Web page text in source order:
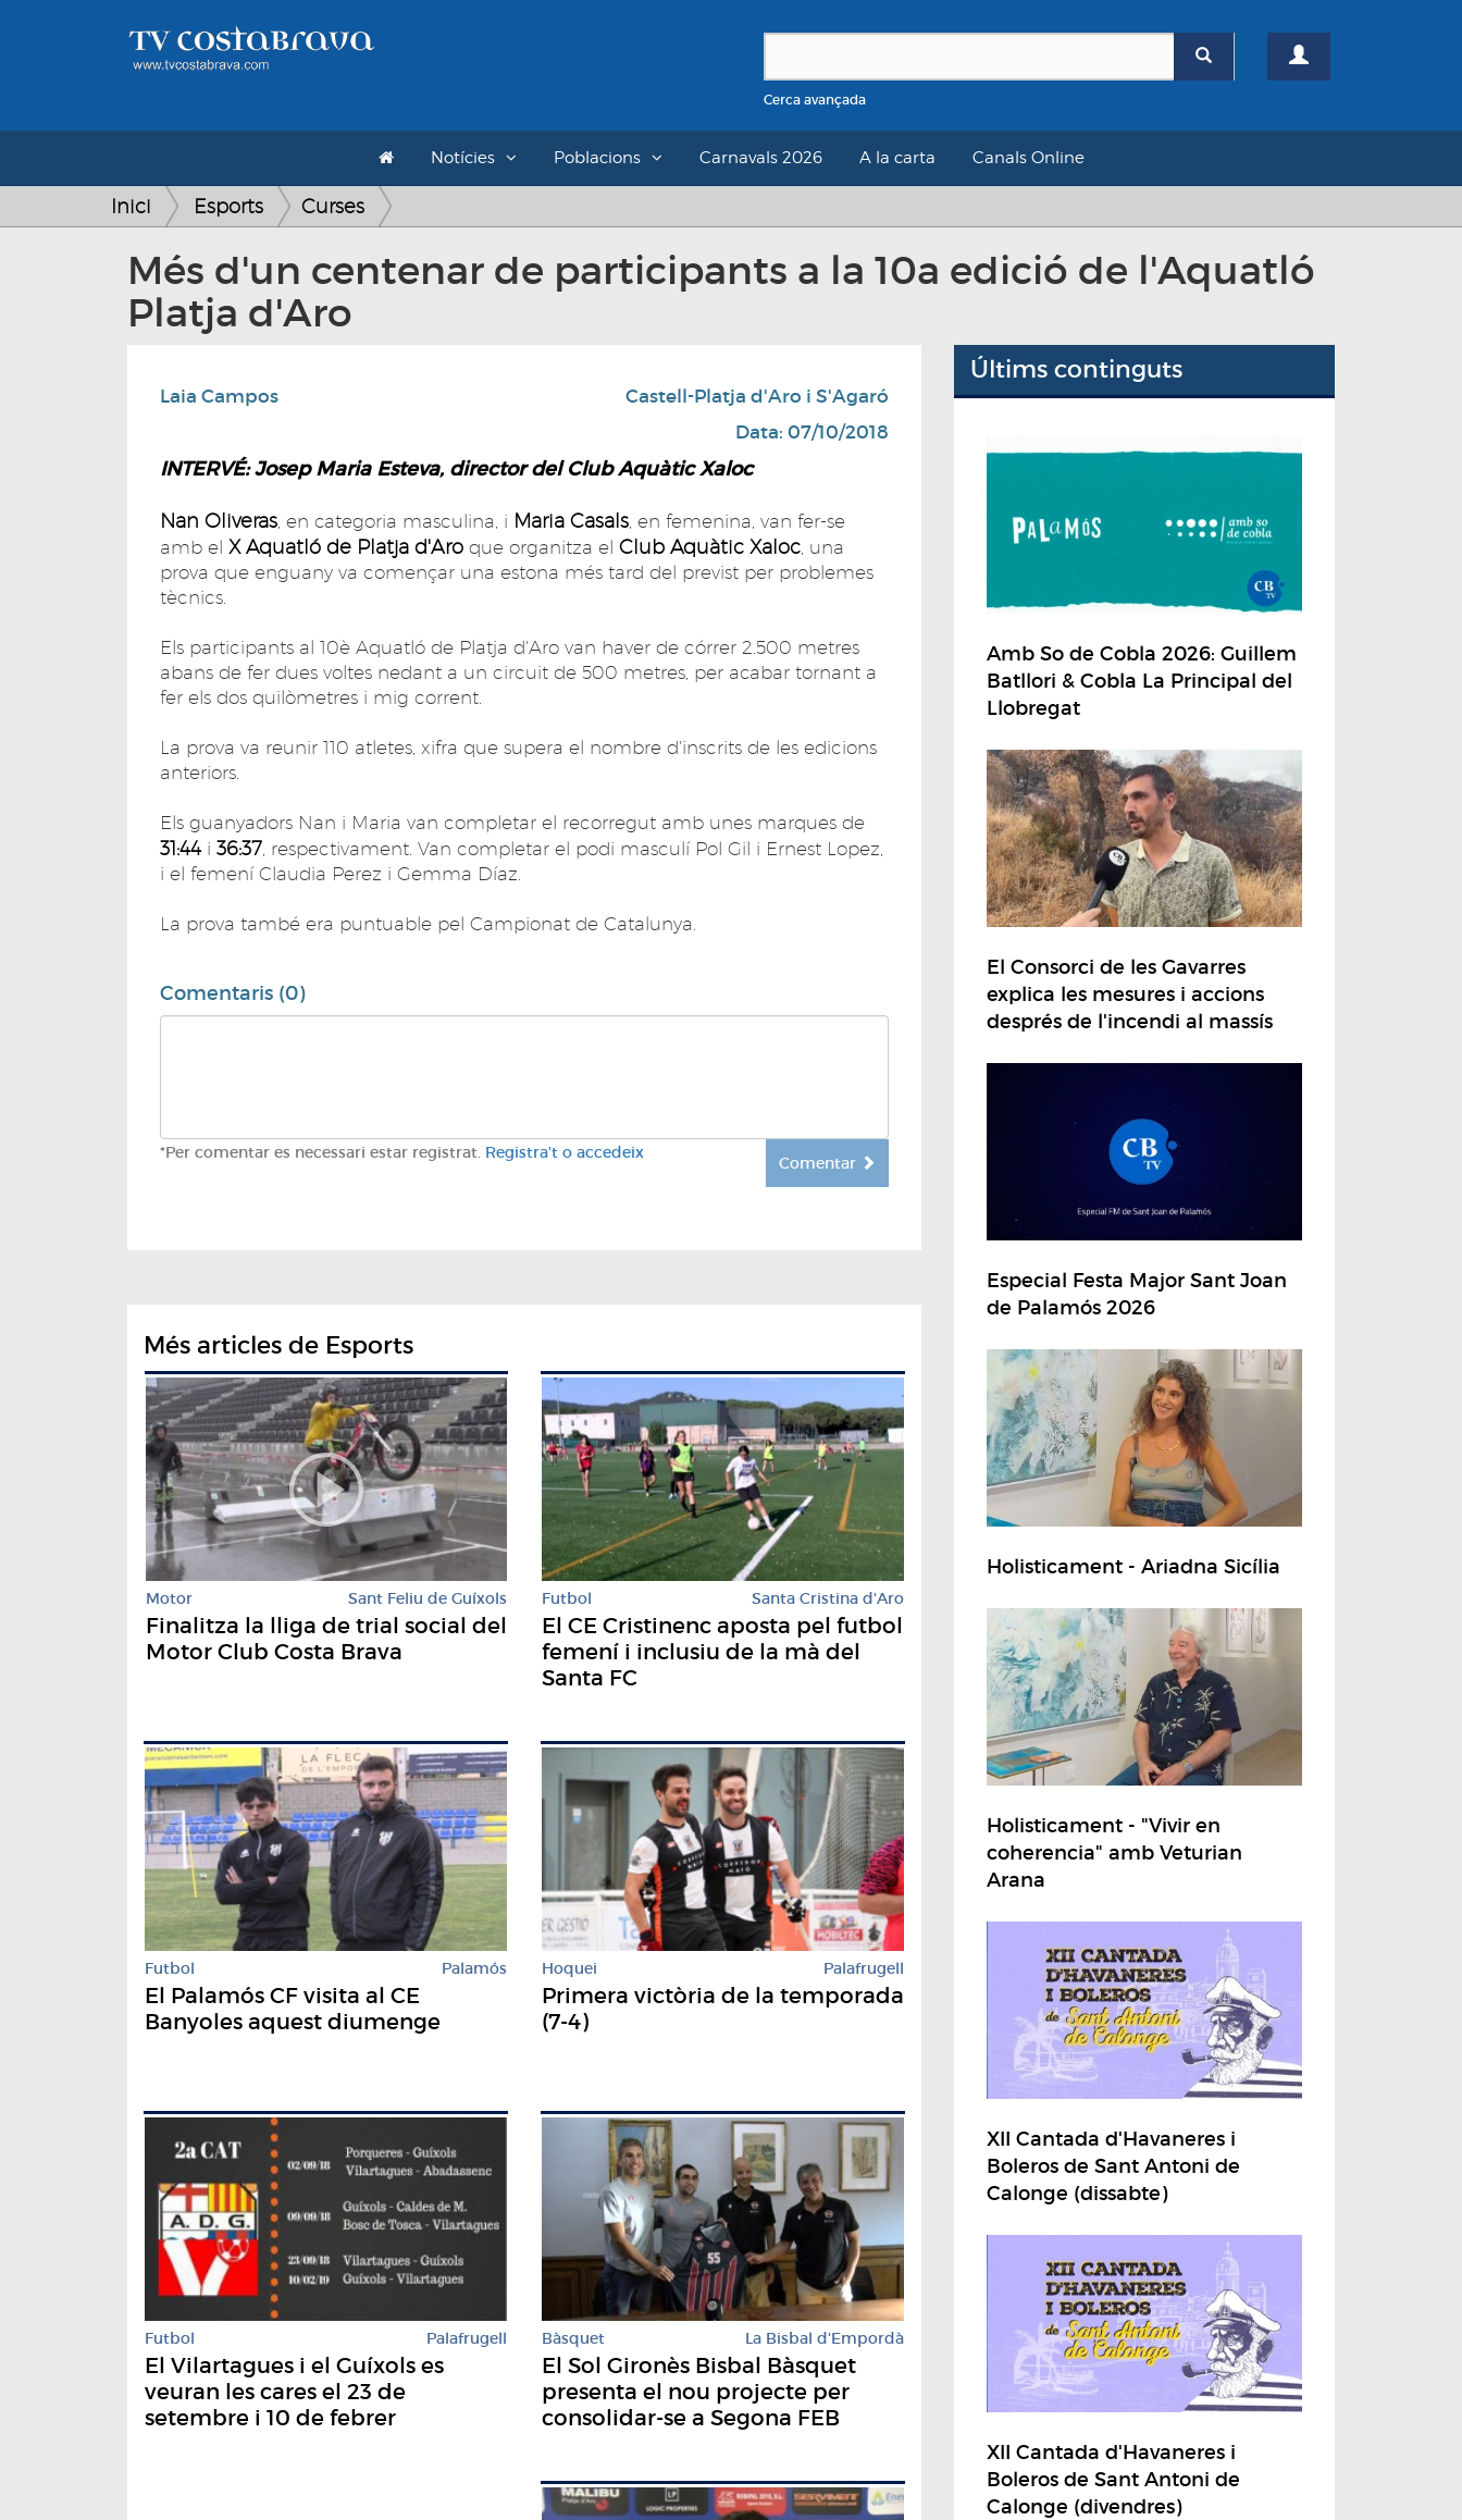
Cerca avançada
Notícies Poblacions Carnavals 2026 A la carta Canals Online
Inici Esports Curses
Més d'un centenar de participants a la 10a edició de l'Aquatló
Platja d'Aro
Laia Campos
Castell-Platja d'Aro i S'Agaró
Data: 07/10/2018
INTERVÉ: Josep Maria Esteva, director del Club Aquàtic Xaloc
Nan Oliveras, en categoria masculina, i Maria Casals, en femenina, van fer-se
amb el X Aquatló de Platja d'Aro que organitza el Club Aquàtic Xaloc, una
prova que enguany va començar una estona més tard del previst per problemes
tècnics.
Els participants al 10è Aquatló de Platja d'Aro van haver de córrer 2.500 metres
abans de fer dues voltes nedant a un circuit de 500 metres, per acabar tornant a
fer els dos quilòmetres i mig corrent.
La prova va reunir 110 atletes, xifra que supera el nombre d'inscrits de les edicions
anteriors.
Els guanyadors Nan i Maria van completar el recorregut amb unes marques de
31:44 i 36:37, respectivament. Van completar el podi masculí Pol Gil i Ernest Lopez,
i el femení Claudia Perez i Gemma Díaz.
La prova també era puntuable pel Campionat de Catalunya.
Comentaris (0)
*Per comentar es necessari estar registrat. Registra't o accedeix
Comentar
Més articles de Esports
Motor Sant Feliu de Guíxols
Finalitza la lliga de trial social del
Motor Club Costa Brava
Futbol Santa Cristina d'Aro
El CE Cristinenc aposta pel futbol
femení i inclusiu de la mà del
Santa FC
Futbol Palamós
El Palamós CF visita al CE
Banyoles aquest diumenge
Hoquei Palafrugell
Primera victòria de la temporada
(7-4)
Futbol Palafrugell
El Vilartagues i el Guíxols es
veuran les cares el 23 de
setembre i 10 de febrer
Bàsquet La Bisbal d'Empordà
El Sol Gironès Bisbal Bàsquet
presenta el nou projecte per
consolidar-se a Segona FEB
Últims continguts
Amb So de Cobla 2026: Guillem
Batllori & Cobla La Principal del
Llobregat
El Consorci de les Gavarres
explica les mesures i accions
després de l'incendi al massís
Especial Festa Major Sant Joan
de Palamós 2026
Holisticament - Ariadna Sicília
Holisticament - "Vivir en
coherencia" amb Veturian
Arana
XII Cantada d'Havaneres i
Boleros de Sant Antoni de
Calonge (dissabte)
XII Cantada d'Havaneres i
Boleros de Sant Antoni de
Calonge (divendres)